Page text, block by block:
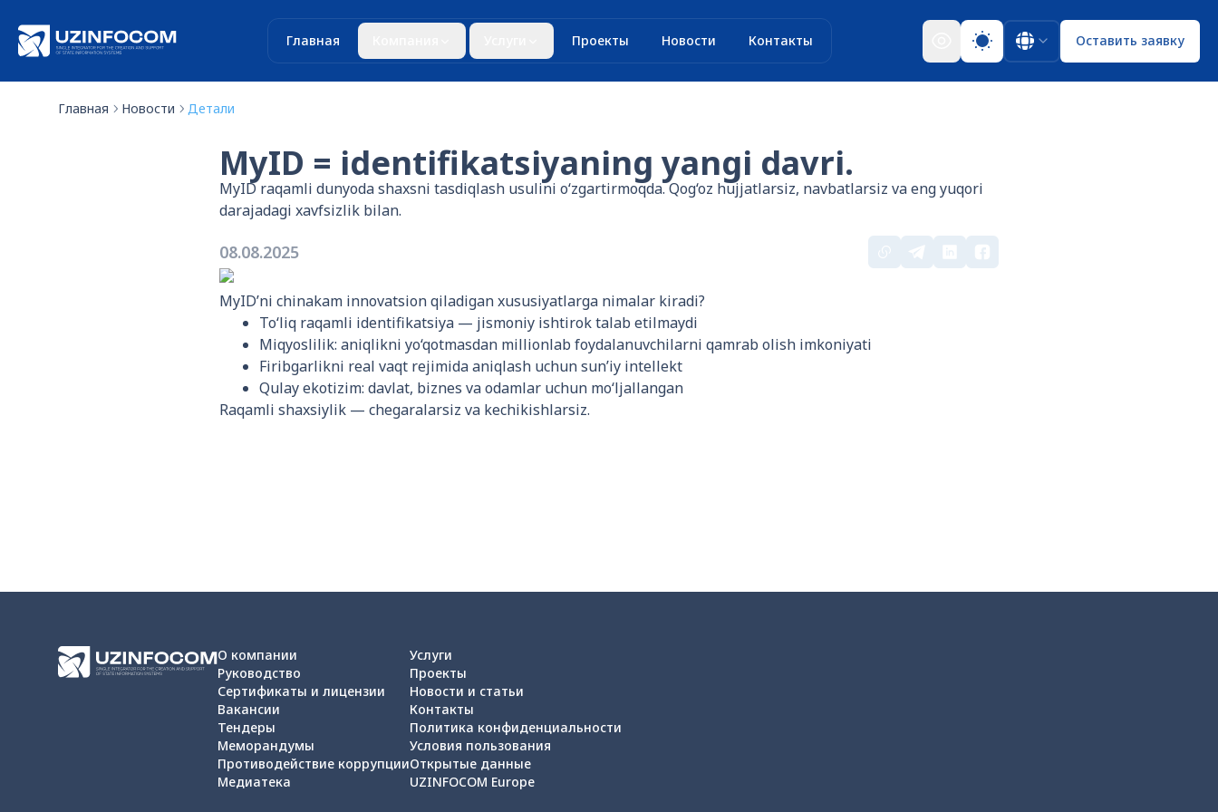
Главная Проекты Новости Контакты Оставить заявку
Главная Новости Детали
MyID = identifikatsiyaning yangi davri.
MyID raqamli dunyoda shaxsni tasdiqlash usulini o‘zgartirmoqda. Qog‘oz hujjatlarsiz, navbatlarsiz va eng yuqori
darajadagi xavfsizlik bilan.
08.08.2025
MyID’ni chinakam innovatsion qiladigan xususiyatlarga nimalar kiradi?
To‘liq raqamli identifikatsiya — jismoniy ishtirok talab etilmaydi
Miqyoslilik: aniqlikni yo‘qotmasdan millionlab foydalanuvchilarni qamrab olish imkoniyati
Firibgarlikni real vaqt rejimida aniqlash uchun sun’iy intellekt
Qulay ekotizim: davlat, biznes va odamlar uchun mo‘ljallangan
Raqamli shaxsiylik — chegaralarsiz va kechikishlarsiz.
О компании
Руководство
Сертификаты и лицензии
Вакансии
Тендеры
Меморандумы
Противодействие коррупции
Медиатека
Услуги
Проекты
Новости и статьи
Контакты
Политика конфиденциальности
Условия пользования
Открытые данные
UZINFOCOM Europe